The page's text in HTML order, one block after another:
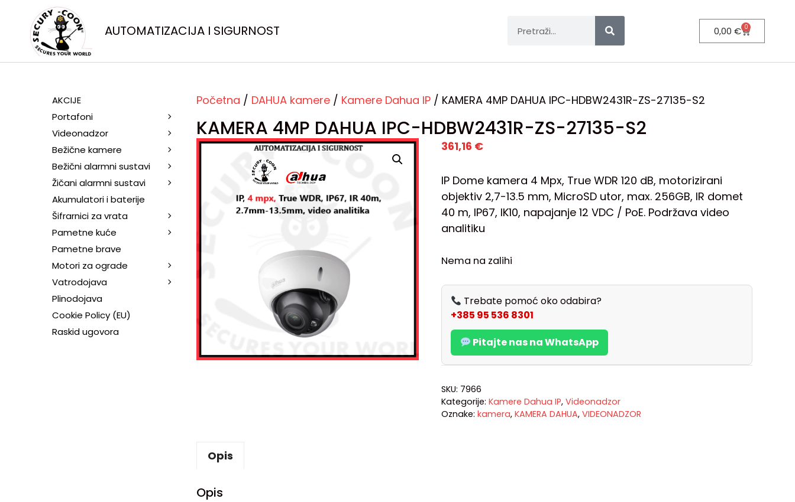
AUTOMATIZACIJA I SIGURNOST 0,00€ 0
Početna / DAHUA kamere / Kamere Dahua IP / KAMERA 4MP DAHUA IPC-HDBW2431R-ZS-27135-S2
KAMERA 4MP DAHUA IPC-HDBW2431R-ZS-27135-S2
361,16 €
IP Dome kamera 4 Mpx, True WDR 120 dB, motorizirani
objektiv 2,7-13.5 mm, MicroSD utor, max. 256GB, IR domet
40 m, IP67, IK10, napajanje 12 VDC / PoE. Podržava video
analitiku
Nema na zalihi
Trebate pomoć oko odabira?
+385 95 536 8301
Pitajte nas na WhatsApp
SKU: 7966
Kategorije: Kamere Dahua IP, Videonadzor
Oznake: kamera, KAMERA DAHUA, VIDEONADZOR
Opis
Opis
AKCIJE
Portafoni
Videonadzor
Bežične kamere
Bežični alarmni sustavi
Žičani alarmni sustavi
Akumulatori i baterije
Šifrarnici za vrata
Pametne kuće
Pametne brave
Motori za ograde
Vatrodojava
Plinodojava
Cookie Policy (EU)
Raskid ugovora